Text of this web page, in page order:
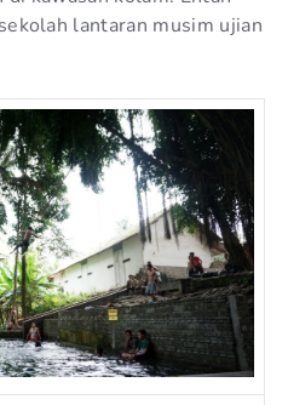
lantaran musim ujian